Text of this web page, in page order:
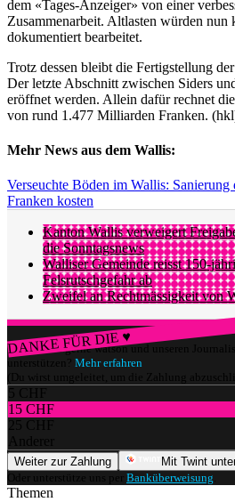
dem «Tages-Anzeiger» von einer
Zusammenarbeit. Altlasten würden nun
dokumentiert bearbeitet.
Trotz dessen bleibt die Fertigstellung
Der letzte Abschnitt zwischen Siders
eröffnet werden. Allein dafür rechnet
von rund 1.477 Milliarden Franken.
Mehr News aus dem Wallis:
Verseuchte Böden im Wallis:
Franken kosten
Kanton Wallis verweigert
die Sonntagsnews
Walliser Gemeinde reisst 150-
Felsrutschgefahr ab
Zweifel an Rechtmässigkeit von
DANKE FÜR DIE ♥
Würdest du gerne watson und unseren
unterstützen? Mehr erfahren
(Du wirst umgeleitet, um die Zahlung
5 CHF
15 CHF
25 CHF
Anderer
Weiter zur Zahlung
Mit Twint
Oder unterstütze uns per Banküberweisung
Themen